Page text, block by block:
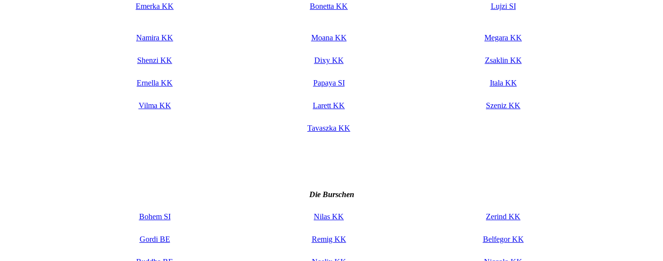
Emerka KK Bonetta KK Lujzi SI
Namira KK Moana KK Megara KK
Shenzi KK Dixy KK Zsaklin KK
Ernella KK Papaya SI Itala KK
Vilma KK Larett KK Szeniz KK
Tavaszka KK
Die Burschen
Bohem SI Nilas KK Zerind KK
Gordi BE Remig KK Belfegor KK